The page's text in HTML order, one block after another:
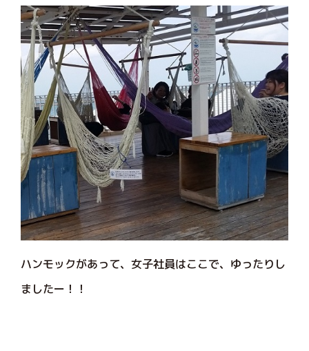
ハンモックがあって、女子社員はここで、ゆったりし
ましたー！！